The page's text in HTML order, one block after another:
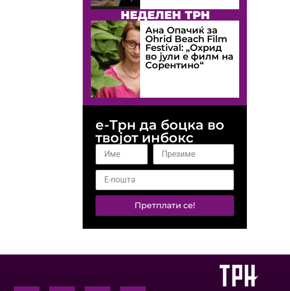
НЕДЕЛЕН ТРН
Ана Опачиќ за
Оhrid Beach Film
Festival: „Охрид
во јули е филм на
Сорентино“
е-Трн да боцка во
твојот инбокс
Претплати се!